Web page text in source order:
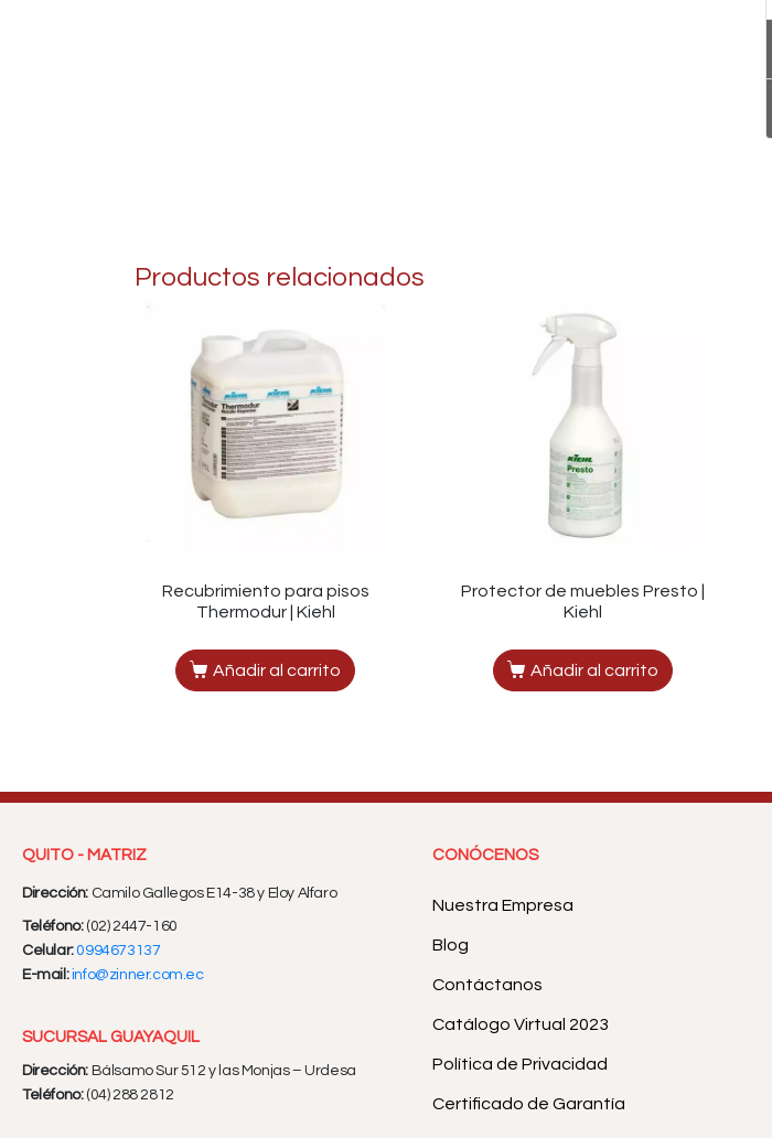
Productos relacionados
Recubrimiento para pisos
Thermodur | Kiehl
Añadir al carrito
Protector de muebles Presto |
Kiehl
Añadir al carrito
QUITO - MATRIZ
Dirección: Camilo Gallegos E14-38 y Eloy Alfaro
Teléfono:(02) 2447-160
Celular:0994673137
E-mail:info@zinner.com.ec
SUCURSAL GUAYAQUIL
Dirección: Bálsamo Sur 512 y las Monjas – Urdesa
Teléfono: (04) 288 2812
CONÓCENOS
Nuestra Empresa
Blog
Contáctanos
Catálogo Virtual 2023
Política de Privacidad
Certificado de Garantía